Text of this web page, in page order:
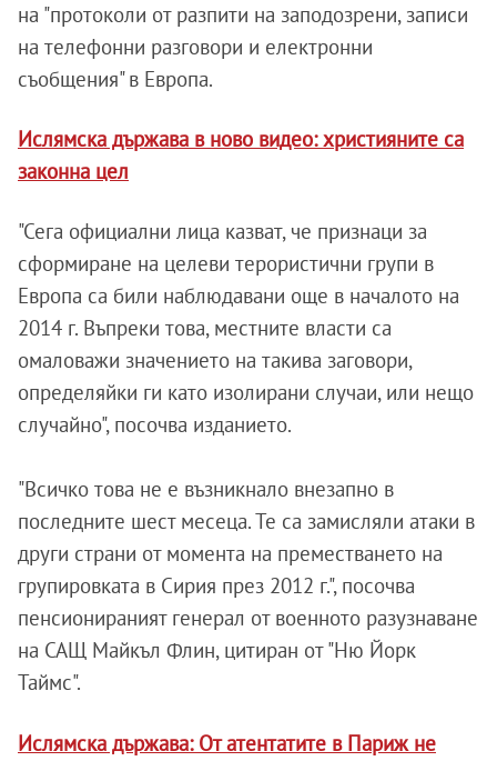
на "протоколи от разпити на заподозрени, записи
на телефонни разговори и електронни
съобщения" в Европа.
Ислямска държава в ново видео: християните са
законна цел
"Сега официални лица казват, че признаци за
сформиране на целеви терористични групи в
Европа са били наблюдавани още в началото на
2014 г. Въпреки това, местните власти са
омаловажи значението на такива заговори,
определяйки ги като изолирани случаи, или нещо
случайно", посочва изданието.
"Всичко това не е възникнало внезапно в
последните шест месеца. Те са замисляли атаки в
други страни от момента на преместването на
групировката в Сирия през 2012 г.", посочва
пенсионираният генерал от военното разузнаване
на САЩ Майкъл Флин, цитиран от "Ню Йорк
Таймс".
Ислямска държава: От атентатите в Париж не